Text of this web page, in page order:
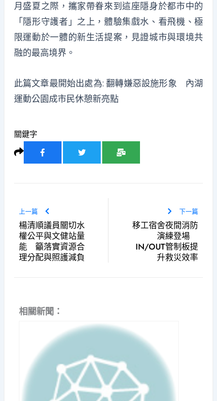
月盛夏之際，攜家帶眷來到這座隱身於都市中的
「隱形守護者」之上，體驗集戲水、看飛機、極
限運動於一體的新生活提案，見證城市與環境共
融的最高境界。
此篇文章最開始出處為:翻轉嫌惡設施形象 內湖
運動公園成市民休憩新亮點
關鍵字
上一篇
楊清順議員關切水
權公平與文健站量
能 籲落實資源合
理分配與照護減負
下一篇
移工宿舍夜間消防
演練登場
IN/OUT管制板提
升救災效率
相關新聞：